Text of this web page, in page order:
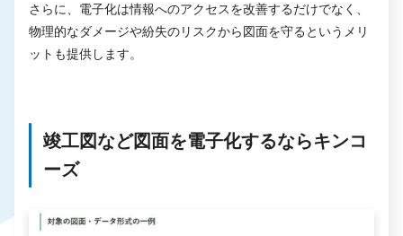
さらに、電子化は情報へのアクセスを改善するだけでなく、
物理的なダメージや紛失のリスクから図面を守るというメリ
ットも提供します。
竣工図など図面を電子化するならキンコ
ーズ